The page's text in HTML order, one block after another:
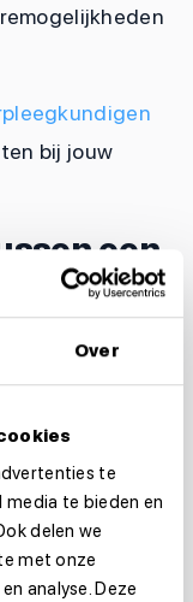
Over
te
te bieden en
delen we
met onze
analyse. Deze
bij jouw
een
zelfstandig
uitvoeren.
niveau
oncologie,